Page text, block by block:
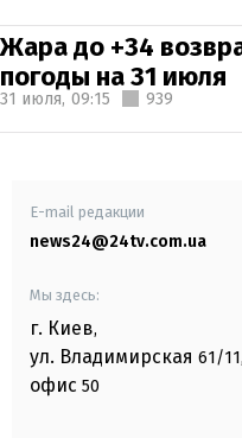
Жара до +34
погоды на 31 июля
31 июля, 09:15 939
E-mail редакции
news24@24tv.com.ua
Мы здесь:
г. Киев,
ул. Владимирская 61/11,
офис 50